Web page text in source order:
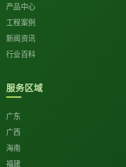
产品中心
工程案例
新闻资讯
行业百科
服务区域
广东
广西
海南
福建